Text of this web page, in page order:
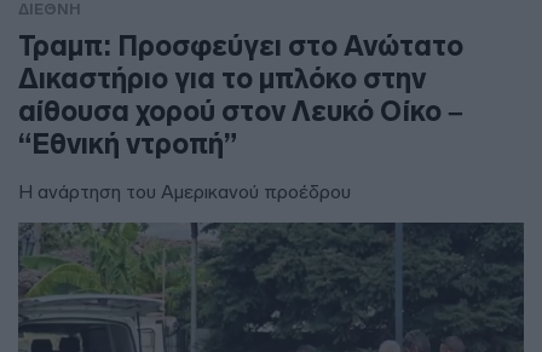
ΔΙΕΘΝΗ
Τραμπ: Προσφεύγει στο Ανώτατο
Δικαστήριο για το μπλόκο στην
αίθουσα χορού στον Λευκό Οίκο –
“Εθνική ντροπή”
Η ανάρτηση του Αμερικανού προέδρου